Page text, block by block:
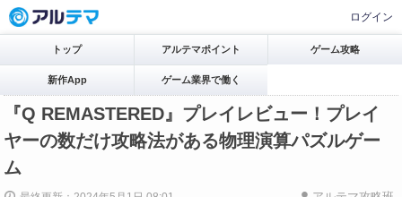
ログイン
トップ アルテマポイント ゲーム攻略
新作App ゲーム業界で働く
『Q REMASTERED』プレイレビュー！プレイ
ヤーの数だけ攻略法がある物理演算パズルゲー
ム